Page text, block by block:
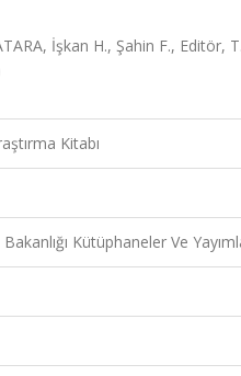
İşkan H., Şahin F.,
Kitabı
Kütüphaneler Ve